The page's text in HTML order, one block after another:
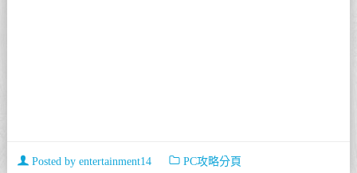
Posted by entertainment14 PC攻略分頁